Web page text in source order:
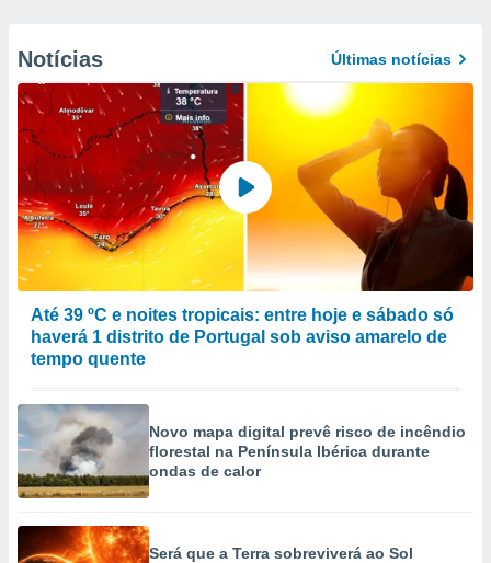
Notícias Últimas notícias
Até 39 ºC e noites tropicais: entre hoje e sábado só
haverá 1 distrito de Portugal sob aviso amarelo de
tempo quente
Novo mapa digital prevê risco de incêndio
florestal na Península Ibérica durante
ondas de calor
Será que a Terra sobreviverá ao Sol